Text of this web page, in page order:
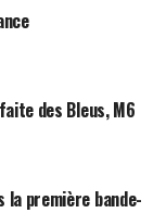
des Bleus, M6
la première bande-